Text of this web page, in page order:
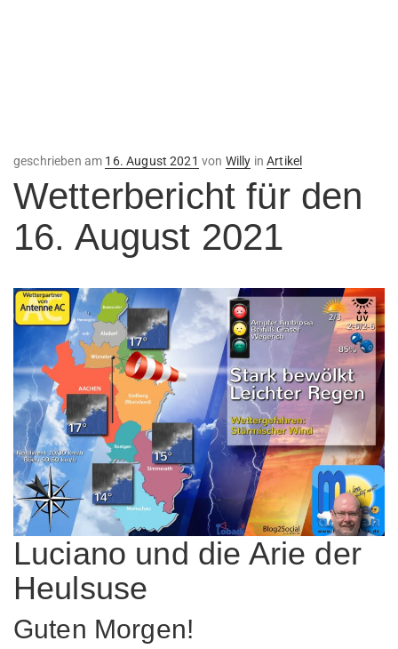
geschrieben am Veröffentlicht
16. August 2021 von Willy inArtikel
Wetterbericht für den
16. August 2021
Luciano und die Arie der
Heulsuse
Guten Morgen!